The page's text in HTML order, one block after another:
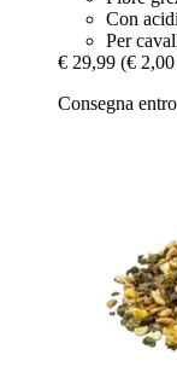
Con
Per
€ 29,99 (€
Consegna